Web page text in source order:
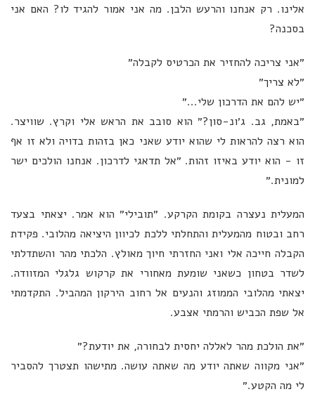
אלינו. רק אנחנו והרעש הלבן. מה אני אמור להגיד לו? האם אני
בסכנה?
״אני צריכה להחזיר את הכרטיס לקבלה״
״לא צריך״
״יש להם את הדרכון שלי...״
״באמת, גב. ג׳ונ-סון?״ הוא סובב את הראש אלי וקרץ. שוויצר.
הוא רצה להראות לי שהוא יודע שאני כאן בזהות בדויה ולא זו אף
זו - הוא יודע באיזו זהות. ״אל תדאגי לדרכון. אנחנו הולכים ישר
למונית.״
המעלית נעצרה בקומת הקרקע. ״תובילי״ הוא אמר. יצאתי בצעד
רחב ובטוח מהמעלית והתחלתי ללכת לכיוון היציאה מהלובי. פקידת
הקבלה חייכה אלי ואני החזרתי חיוך מאולץ. הלכתי מהר והשתדלתי
לשדר בטחון כשאני שומעת מאחורי את קרקוש גלגלי המזוודה.
יצאתי מהלובי הממוזג והנעים אל רחוב הירקון המהביל. התקדמתי
אל שפת הכביש והרמתי אצבע.
״את הולכת מהר לאללה יחסית לבחורה, את יודעת?״
״אני מקווה שאתה יודע מה שאתה עושה. מתישהו תצטרך להסביר
לי מה הקטע.״